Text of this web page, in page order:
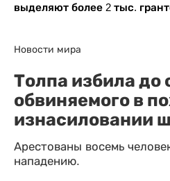
выделяют более 2 тыс.
Новости мира
Толпа избила до
обвиняемого в
изнасиловании
Арестованы восемь
нападению.